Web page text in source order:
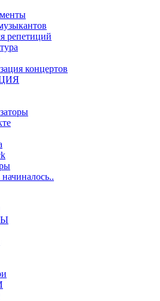
репетиций
концертов